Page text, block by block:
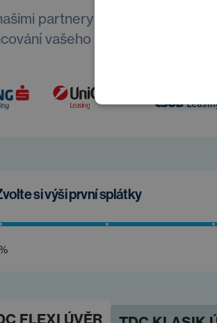
partnery vždy najdeme
vašeho nového auta.
si výši první splátky
FLEXI ÚVĚR